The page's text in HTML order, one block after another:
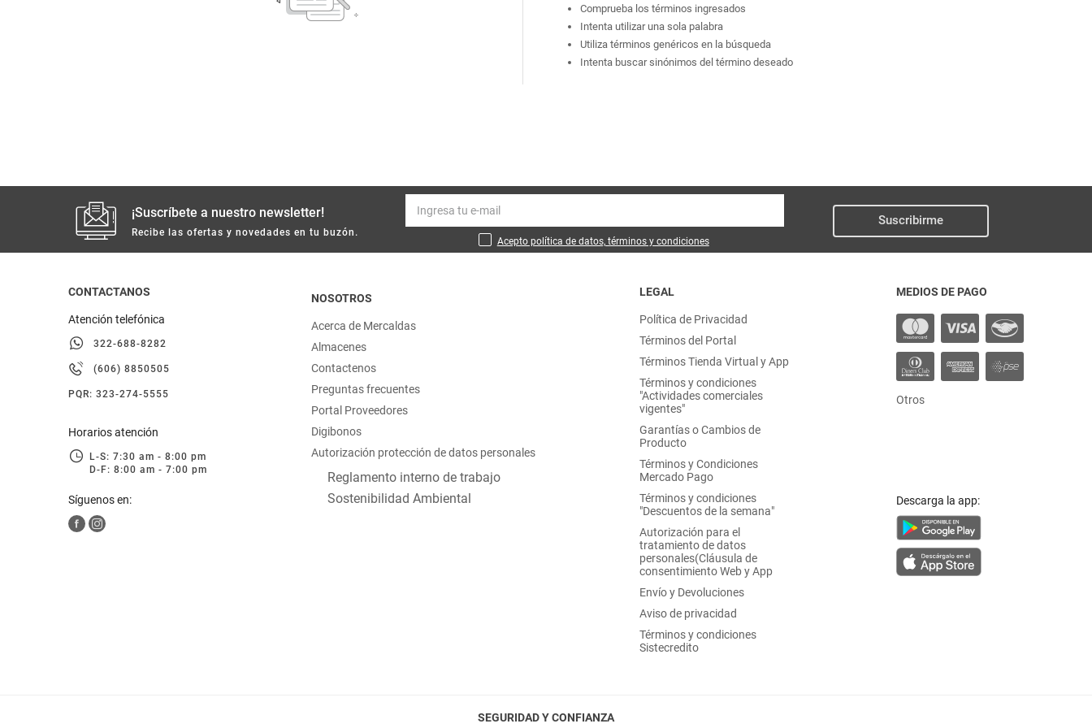
mascotas
limpieza
hogar
tecnología
moda
deportes
Comprueba los términos ingresados
Intenta utilizar una sola palabra
Utiliza términos genéricos en la búsqueda
Intenta buscar sinónimos del término deseado
¡Suscríbete a nuestro newsletter!
Recibe las ofertas y novedades en tu buzón.
Acepto política de datos, términos y condiciones
Suscribirme
CONTACTANOS
Atención telefónica
322-688-8282
(606) 8850505
PQR: 323-274-5555
Horarios atención
L-S: 7:30 am - 8:00 pm
D-F: 8:00 am - 7:00 pm
Síguenos en:
NOSOTROS
Acerca de Mercaldas
Almacenes
Contactenos
Preguntas frecuentes
Portal Proveedores
Digibonos
Autorización protección de datos personales
Reglamento interno de trabajo
Sostenibilidad Ambiental
LEGAL
Política de Privacidad
Términos del Portal
Términos Tienda Virtual y App
Términos y condiciones
"Actividades comerciales
vigentes"
Garantías o Cambios de
Producto
Términos y Condiciones
Mercado Pago
Términos y condiciones
"Descuentos de la semana"
Autorización para el
tratamiento de datos
personales(Cláusula de
consentimiento Web y App
Envío y Devoluciones
Aviso de privacidad
Términos y condiciones
Sistecredito
MEDIOS DE PAGO
Otros
Descarga la app:
SEGURIDAD Y CONFIANZA